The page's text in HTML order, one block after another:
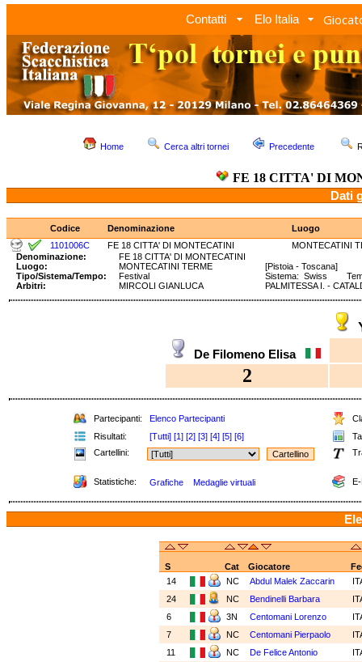
Contatti Elo Italia
Home Cerca altri tornei Precedente
FE 18 CITTA' DI
Dati
Codice Denominazione
Luogo
1101006C
FE 18 CITTA' DI MONTECATINI
MONTECATINI
Denominazione:
FE 18 CITTA' DI MONTECATINI
Luogo:
MONTECATINI TERME
[Pistoia - Toscana]
Tipo/Sistema/Tempo:
Festival
Sistema: Swiss
Arbitri:
MIRCOLI GIANLUCA PALMITESSA I. -
De Filomeno Elisa
2
Partecipanti: Elenco Partecipanti
Risultati:
[Tutti] [1] [2] [3] [4] [5] [6]
Cartellini:
Statistiche: Grafiche Medaglie virtuali
S Cat Giocatore
14
NC Abdul Malek Zaccarin
24
NC Bendinelli Barbara
6
3N Centomani Lorenzo
7
NC Centomani Pierpaolo
11
NC De Felice Antonio